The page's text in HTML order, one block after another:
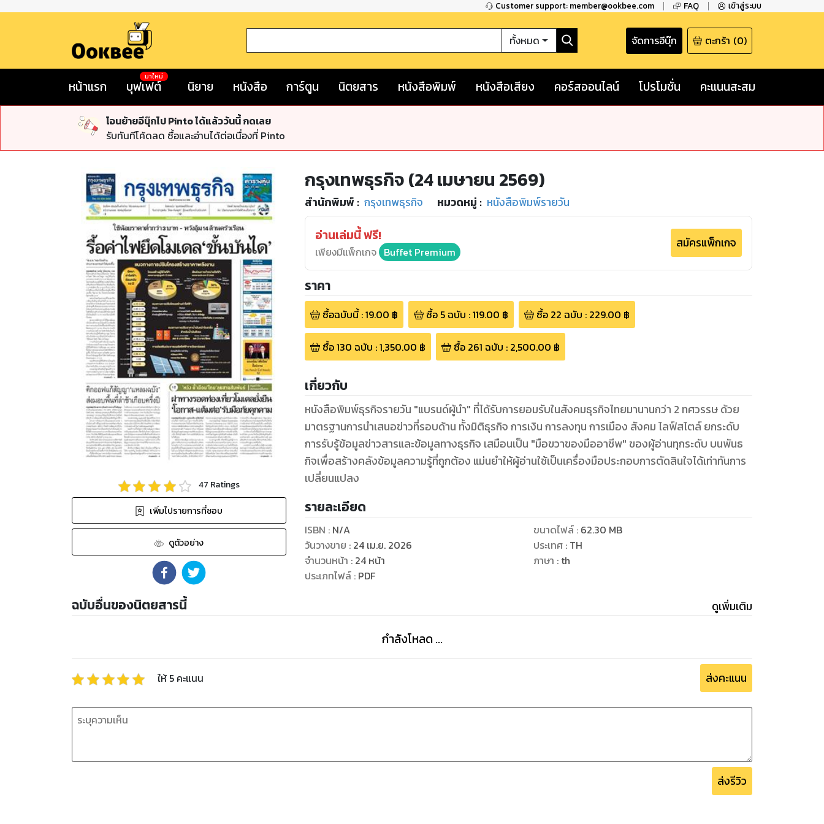
Customer support: member@ookbee.com FAQ เข้าสู่ระบบ
ทั้งหมด จัดการอีบุ๊ก ตะกร้า (0)
หน้าแรก บุฟเฟต์
มาใหม่
นิยาย หนังสือ การ์ตูน นิตยสาร หนังสือพิมพ์ หนังสือเสียง คอร์สออนไลน์ โปรโมชั่น คะแนนสะสม
โอนย้ายอีบุ๊กไป Pinto ได้แล้ววันนี้ กดเลย
รับทันทีโค้ดลด ซื้อและอ่านได้ต่อเนื่องที่ Pinto
47 Ratings
เพิ่มไปรายการที่ชอบ
ดูตัวอย่าง
กรุงเทพธุรกิจ (24 เมษายน 2569)
สำนักพิมพ์ : กรุงเทพธุรกิจ หมวดหมู่ : หนังสือพิมพ์รายวัน
อ่านเล่มนี้ ฟรี!
เพียงมีแพ็กเกจ Buffet Premium
สมัครแพ็กเกจ
ราคา
ซื้อฉบับนี้:19.00 ฿ ซื้อ 5ฉบับ :119.00 ฿ ซื้อ 22 ฉบับ : 229.00 ฿
ซื้อ130 ฉบับ :1,350.00 ฿ ซื้อ 261 ฉบับ : 2,500.00 ฿
เกี่ยวกับ
หนังสือพิมพ์ธุรกิจรายวัน "แบรนด์ผู้นำ" ที่ได้รับการยอมรับในสังคมธุรกิจไทยมานานกว่า 2 ทศวรรษ ด้วย
มาตรฐานการนำเสนอข่าวที่รอบด้าน ทั้งมิติธุรกิจ การเงิน การลงทุน การเมือง สังคม ไลฟ์สไตล์ ยกระดับ
การรับรู้ข้อมูลข่าวสารและข้อมูลทางธุรกิจ เสมือนเป็น "มือขวาของมืออาชีพ" ของผู้อ่านทุกระดับ บนพันธ
กิจเพื่อสร้างคลังข้อมูลความรู้ที่ถูกต้อง แม่นยำให้ผู้อ่านใช้เป็นเครื่องมือประกอบการตัดสินใจได้เท่าทันการ
เปลี่ยนแปลง
รายละเอียด
ISBN : N/A
วันวางขาย : 24 เม.ย. 2026
จำนวนหน้า : 24 หน้า
ประเภทไฟล์: PDF
ขนาดไฟล์: 62.30 MB
ประเทศ : TH
ภาษา : th
ฉบับอื่นของนิตยสารนี้ ดูเพิ่มเติม
กำลังโหลด ...
ให้ 5 คะแนน ส่งคะแนน
ส่งรีวิว